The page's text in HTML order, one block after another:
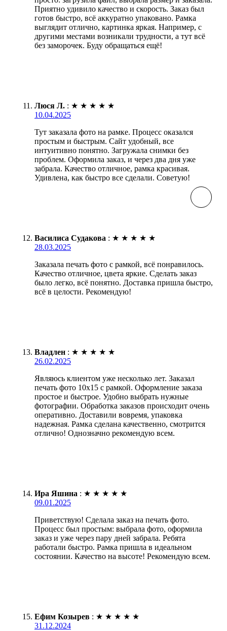
Приятно удивило качество и скорость. Заказ был
готов быстро, всё аккуратно упаковано. Рамка
выглядит отлично, картинка яркая. Например, с
другими местами возникали трудности, а тут всё
без заморочек. Буду обращаться ещё!
Люся Л. : ★ ★ ★ ★ ★
10.04.2025
Тут заказала фото на рамке. Процесс оказался
простым и быстрым. Сайт удобный, все
интуитивно понятно. Загружала снимки без
проблем. Оформила заказ, и через два дня уже
забрала. Качество отличное, рамка красивая.
Удивлена, как быстро все сделали. Советую!
Василиса Судакова : ★ ★ ★ ★ ★
28.03.2025
Заказала печать фото с рамкой, всё понравилось.
Качество отличное, цвета яркие. Сделать заказ
было легко, всё понятно. Доставка пришла быстро,
всё в целости. Рекомендую!
Владлен : ★ ★ ★ ★ ★
26.02.2025
Являюсь клиентом уже несколько лет. Заказал
печать фото 10х15 с рамкой. Оформление заказа
простое и быстрое. Удобно выбрать нужные
фотографии. Обработка заказов происходит очень
оперативно. Доставили вовремя, упаковка
надежная. Рамка сделана качественно, смотрится
отлично! Однозначно рекомендую всем.
Ира Яшина : ★ ★ ★ ★ ★
09.01.2025
Приветствую! Сделала заказ на печать фото.
Процесс был простым: выбрала фото, оформила
заказ и уже через пару дней забрала. Ребята
работали быстро. Рамка пришла в идеальном
состоянии. Качество на высоте! Рекомендую всем.
Ефим Козырев : ★ ★ ★ ★ ★
31.12.2024